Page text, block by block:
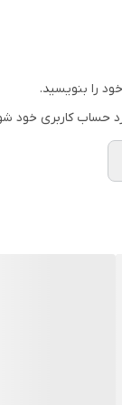
را بنویسید.
حساب کاربری خود